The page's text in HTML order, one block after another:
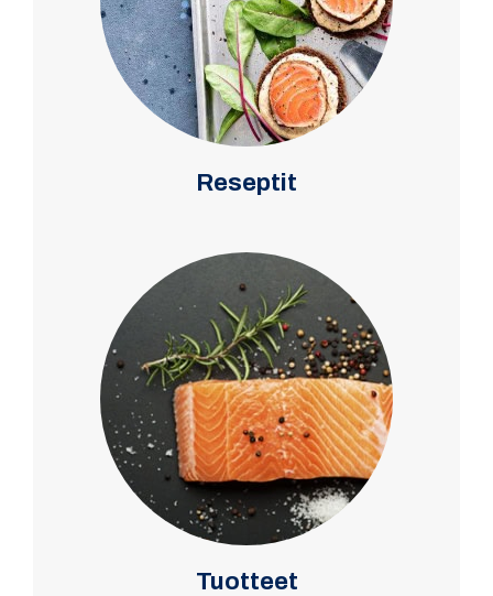
Reseptit
Tuotteet